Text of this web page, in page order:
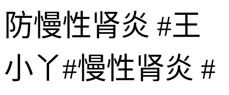
防慢性肾炎 #王
小丫#慢性肾炎 #